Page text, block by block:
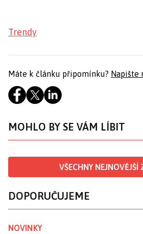
Trendy
Máte k článku připomínku? Napište
MOHLO BY SE VÁM LÍBIT
VŠECHNY NEJNOVĚJŠÍ
DOPORUČUJEME
NOVINKY